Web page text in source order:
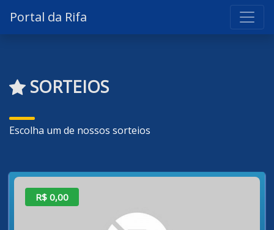
Portal da Rifa
SORTEIOS
Escolha um de nossos sorteios
R$ 0,00